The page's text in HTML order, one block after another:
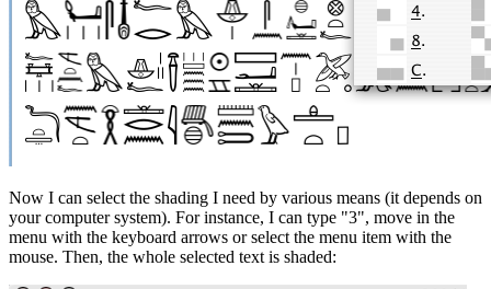
Now I can select the shading I need by various means (it depends on
your computer system). For instance, I can type "3", move in the
menu with the keyboard arrows or select the menu item with the
mouse. Then, the whole selected text is shaded: